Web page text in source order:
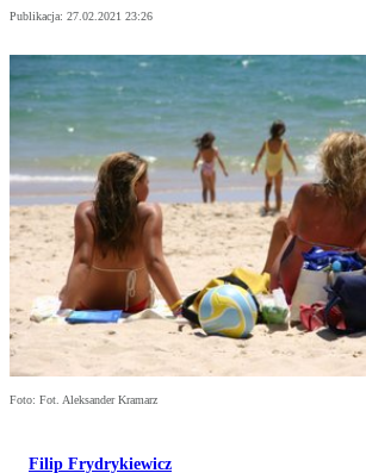
Publikacja: 27.02.2021 23:26
Foto: Fot. Aleksander Kramarz
Filip Frydrykiewicz